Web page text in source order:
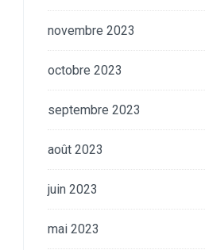
novembre 2023
octobre 2023
septembre 2023
août 2023
juin 2023
mai 2023